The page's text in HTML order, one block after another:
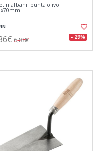
albañil punta olivo
6,88€ - 29%